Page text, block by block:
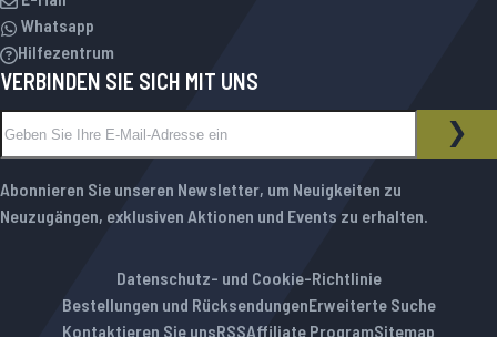
Whatsapp
Hilfezentrum
VERBINDEN SIE SICH MIT UNS
NEWSLETTER
Abonnieren Sie unseren Newsletter, um Neuigkeiten zu
Neuzugängen, exklusiven Aktionen und Events zu erhalten.
Datenschutz- und Cookie-Richtlinie
Bestellungen und RücksendungenErweiterte Suche
Kontaktieren Sie unsRSSAffiliate ProgramSitemap